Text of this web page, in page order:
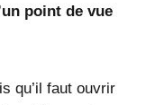
point de vue
qu’il faut ouvrir